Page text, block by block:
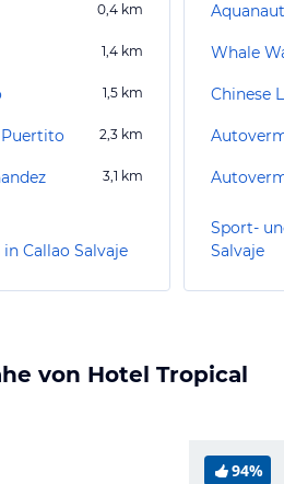
0,4 km
1,4 km
1,5 km
2,3 km
3,1 km
Callao Salvaje
Whale
Sport-
Salvaje
von Hotel Tropical
94%